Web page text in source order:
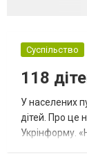
Суспільство
118
У населених
дітей. Про це
Укрінформу.